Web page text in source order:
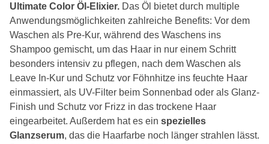
Ultimate Color Öl-Elixier. Das Öl bietet durch multiple
Anwendungsmöglichkeiten zahlreiche Benefits: Vor dem
Waschen als Pre-Kur, während des Waschens ins
Shampoo gemischt, um das Haar in nur einem Schritt
besonders intensiv zu pflegen, nach dem Waschen als
Leave In-Kur und Schutz vor Föhnhitze ins feuchte Haar
einmassiert, als UV-Filter beim Sonnenbad oder als Glanz-
Finish und Schutz vor Frizz in das trockene Haar
eingearbeitet. Außerdem hat es ein spezielles
Glanzserum, das die Haarfarbe noch länger strahlen lässt.